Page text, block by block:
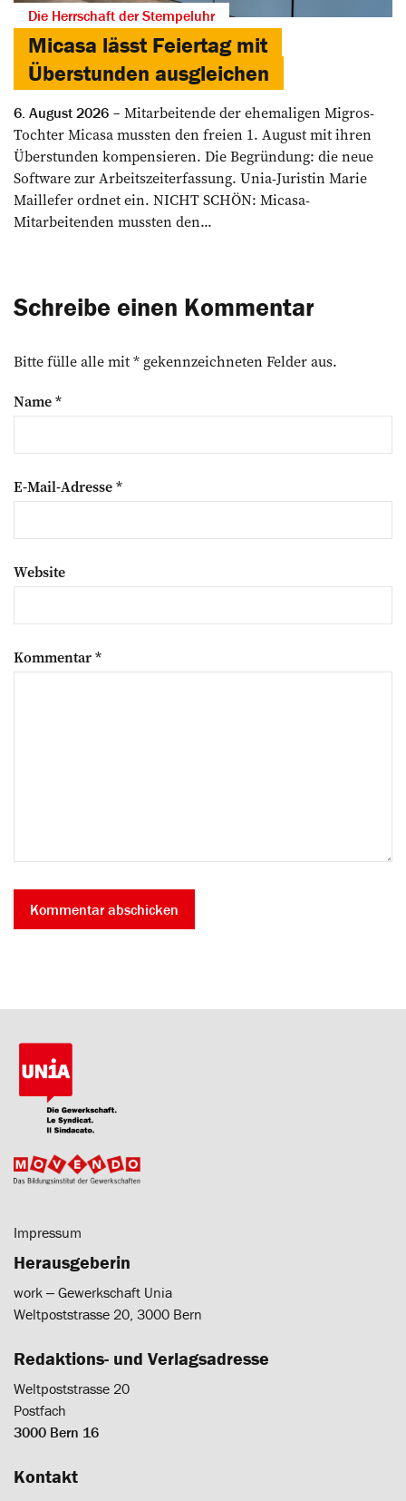
Die Herrschaft der Stempeluhr
Micasa lässt Feiertag mit
Überstunden ausgleichen
6. August 2026
Mitarbeitende der ehemaligen Migros-
Tochter Micasa mussten den freien 1. August mit ihren
Überstunden kompensieren. Die Begründung: die neue
Software zur Arbeitszeiterfassung. Unia-Juristin Marie
Maillefer ordnet ein. NICHT SCHÖN: Micasa-
Mitarbeitenden mussten den...
Schreibe einen Kommentar
Bitte fülle alle mit * gekennzeichneten Felder aus.
Name*
E-Mail-Adresse*
Website
Kommentar*
Impressum
Herausgeberin
work ‒ Gewerkschaft Unia
Weltpoststrasse 20, 3000 Bern
Redaktions- und Verlagsadresse
Weltpoststrasse 20
Postfach
3000 Bern 16
Kontakt